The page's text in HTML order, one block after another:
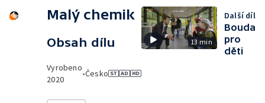
Malý chemik
Obsah dílu
Vyrobeno
2020
•Česko
13 min
Další díl
Bouda
pro
děti